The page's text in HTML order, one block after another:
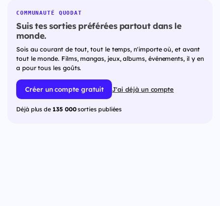
COMMUNAUTÉ QUODAT
Suis tes sorties préférées partout dans le
monde.
Sois au courant de tout, tout le temps, n'importe où, et avant
tout le monde. Films, mangas, jeux, albums, événements, il y en
a pour tous les goûts.
Créer un compte gratuit J'ai déjà un compte
Déjà plus de 135 000sorties publiées